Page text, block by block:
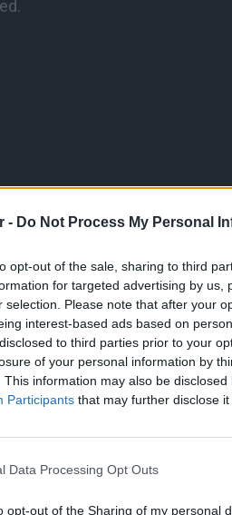
- Do Not Process My Personal
opt-out of the sale, sharing to third
for targeted advertising by us,
selection. Please note that after your
interest-based ads based on
to third parties prior to your
of your personal information by
This information may also be
Participants that may further disclose
Data Processing Opt Outs
opt-out of the Sharing of my personal
ολοκαίνουργιο δίσκο του,
That You Give
ΔΙΑΦΗΜΙΣΗ